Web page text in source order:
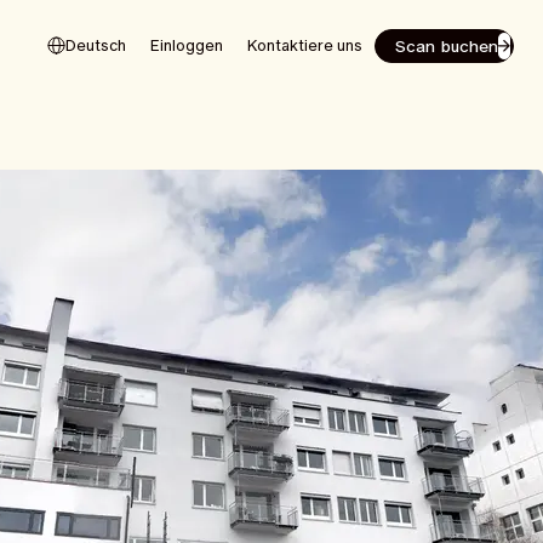
Deutsch Einloggen Kontaktiere uns Scan buchen